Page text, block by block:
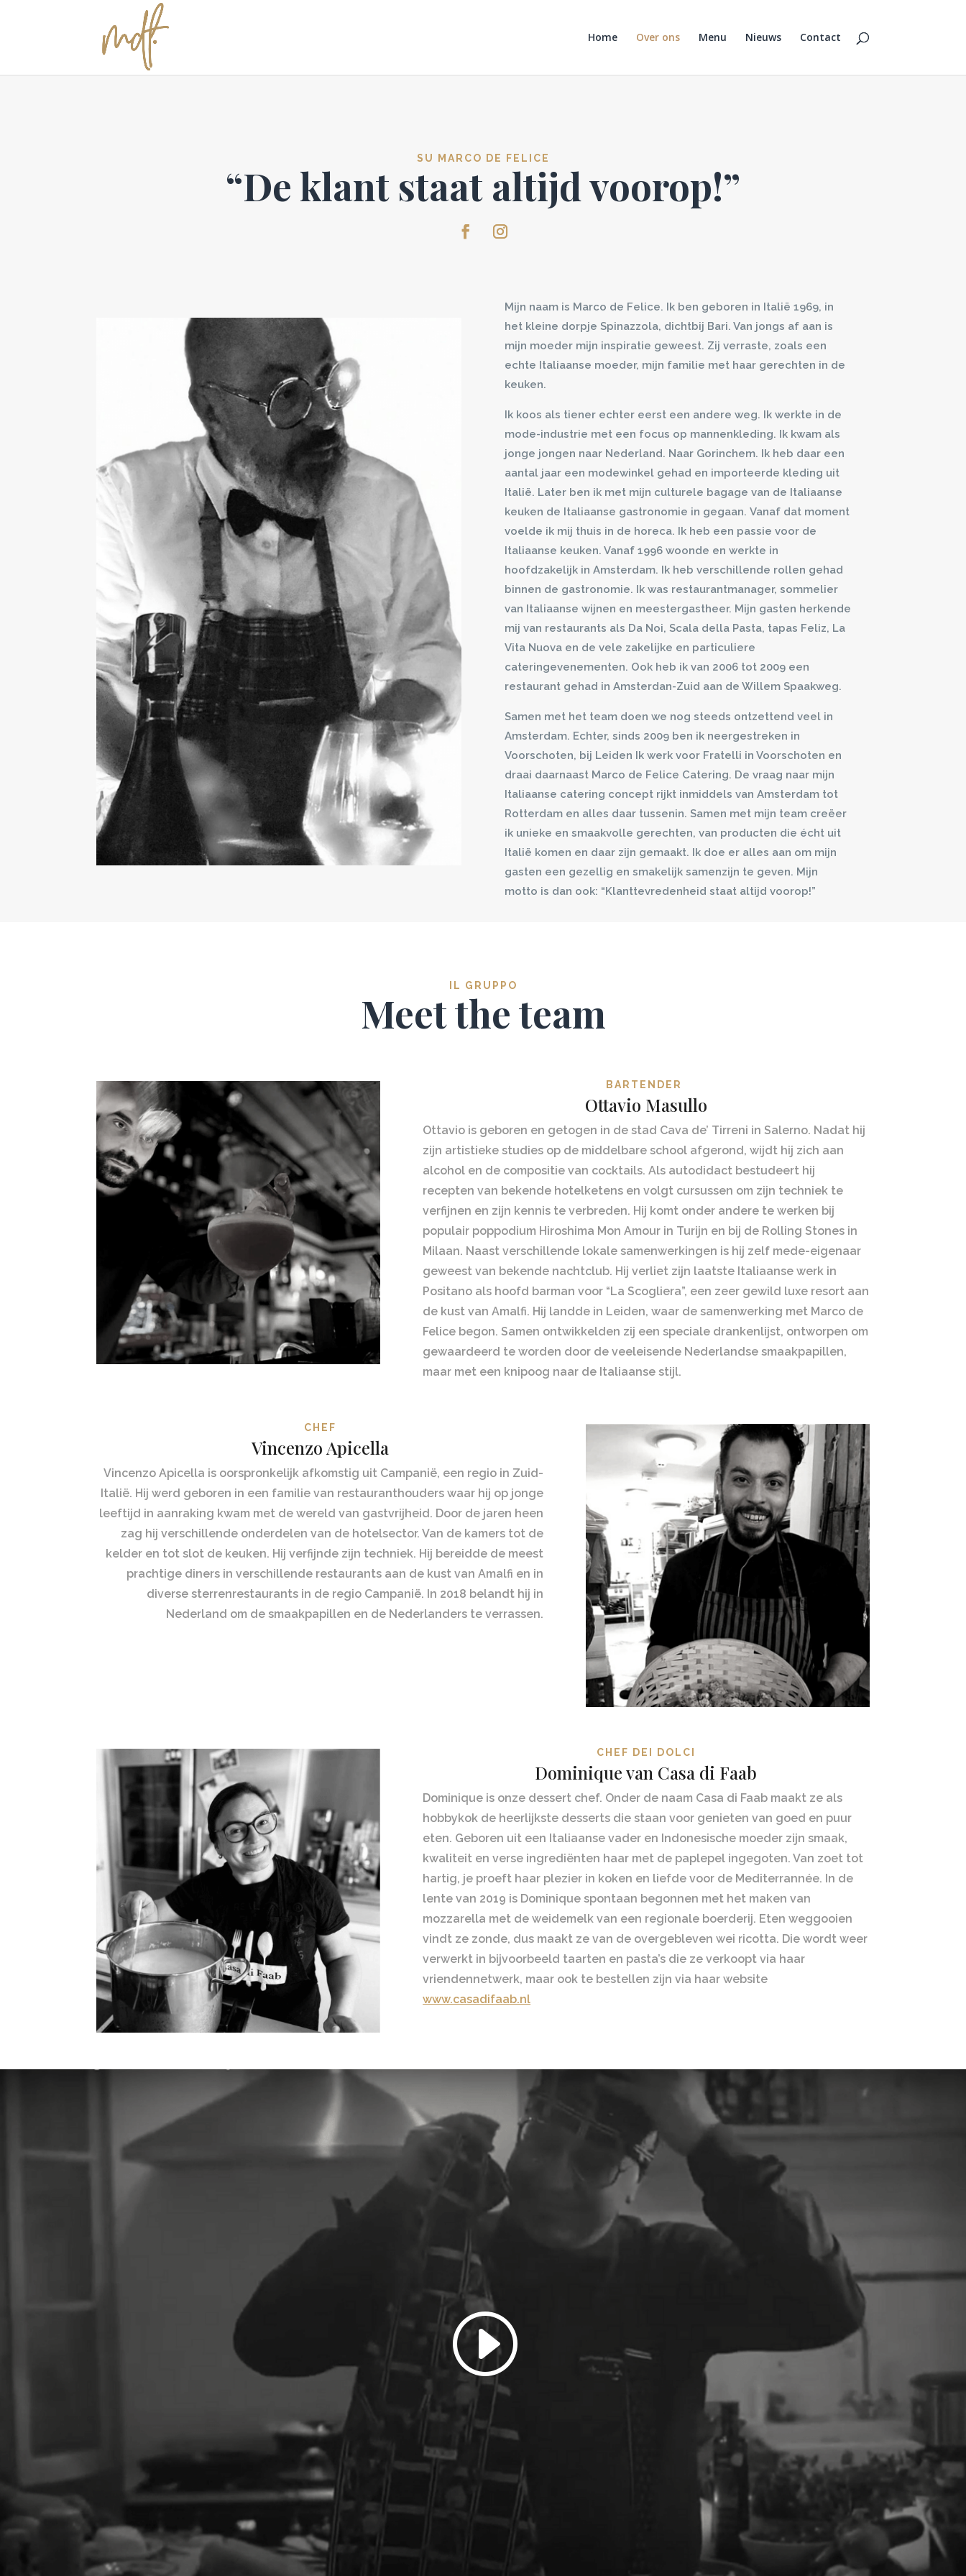
Home Over ons Menu Nieuws Contact
SU MARCO DE FELICE
“De klant staat altijd voorop!”
Mijn naam is Marco de Felice. Ik ben geboren in Italië 1969, in
het kleine dorpje Spinazzola, dichtbij Bari. Van jongs af aan is
mijn moeder mijn inspiratie geweest. Zij verraste, zoals een
echte Italiaanse moeder, mijn familie met haar gerechten in de
keuken.
Ik koos als tiener echter eerst een andere weg. Ik werkte in de
mode-industrie met een focus op mannenkleding. Ik kwam als
jonge jongen naar Nederland. Naar Gorinchem. Ik heb daar een
aantal jaar een modewinkel gehad en importeerde kleding uit
Italië. Later ben ik met mijn culturele bagage van de Italiaanse
keuken de Italiaanse gastronomie in gegaan. Vanaf dat moment
voelde ik mij thuis in de horeca. Ik heb een passie voor de
Italiaanse keuken. Vanaf 1996 woonde en werkte in
hoofdzakelijk in Amsterdam. Ik heb verschillende rollen gehad
binnen de gastronomie. Ik was restaurantmanager, sommelier
van Italiaanse wijnen en meestergastheer. Mijn gasten herkende
mij van restaurants als Da Noi, Scala della Pasta, tapas Feliz, La
Vita Nuova en de vele zakelijke en particuliere
cateringevenementen. Ook heb ik van 2006 tot 2009 een
restaurant gehad in Amsterdan-Zuid aan de Willem Spaakweg.
Samen met het team doen we nog steeds ontzettend veel in
Amsterdam. Echter, sinds 2009 ben ik neergestreken in
Voorschoten, bij Leiden Ik werk voor Fratelli in Voorschoten en
draai daarnaast Marco de Felice Catering. De vraag naar mijn
Italiaanse catering concept rijkt inmiddels van Amsterdam tot
Rotterdam en alles daar tussenin. Samen met mijn team creëer
ik unieke en smaakvolle gerechten, van producten die écht uit
Italië komen en daar zijn gemaakt. Ik doe er alles aan om mijn
gasten een gezellig en smakelijk samenzijn te geven. Mijn
motto is dan ook: “Klanttevredenheid staat altijd voorop!”
IL GRUPPO
Meet the team
BARTENDER
Ottavio Masullo
Ottavio is geboren en getogen in de stad Cava de’ Tirreni in Salerno. Nadat hij
zijn artistieke studies op de middelbare school afgerond, wijdt hij zich aan
alcohol en de compositie van cocktails. Als autodidact bestudeert hij
recepten van bekende hotelketens en volgt cursussen om zijn techniek te
verfijnen en zijn kennis te verbreden. Hij komt onder andere te werken bij
populair poppodium Hiroshima Mon Amour in Turijn en bij de Rolling Stones in
Milaan. Naast verschillende lokale samenwerkingen is hij zelf mede-eigenaar
geweest van bekende nachtclub. Hij verliet zijn laatste Italiaanse werk in
Positano als hoofd barman voor “La Scogliera”, een zeer gewild luxe resort aan
de kust van Amalfi. Hij landde in Leiden, waar de samenwerking met Marco de
Felice begon. Samen ontwikkelden zij een speciale drankenlijst, ontworpen om
gewaardeerd te worden door de veeleisende Nederlandse smaakpapillen,
maar met een knipoog naar de Italiaanse stijl.
CHEF
Vincenzo Apicella
Vincenzo Apicella is oorspronkelijk afkomstig uit Campanië, een regio in Zuid-
Italië. Hij werd geboren in een familie van restauranthouders waar hij op jonge
leeftijd in aanraking kwam met de wereld van gastvrijheid. Door de jaren heen
zag hij verschillende onderdelen van de hotelsector. Van de kamers tot de
kelder en tot slot de keuken. Hij verfijnde zijn techniek. Hij bereidde de meest
prachtige diners in verschillende restaurants aan de kust van Amalfi en in
diverse sterrenrestaurants in de regio Campanië. In 2018 belandt hij in
Nederland om de smaakpapillen en de Nederlanders te verrassen.
CHEF DEI DOLCI
Dominique van Casa di Faab
Dominique is onze dessert chef. Onder de naam Casa di Faab maakt ze als
hobbykok de heerlijkste desserts die staan voor genieten van goed en puur
eten. Geboren uit een Italiaanse vader en Indonesische moeder zijn smaak,
kwaliteit en verse ingrediënten haar met de paplepel ingegoten. Van zoet tot
hartig, je proeft haar plezier in koken en liefde voor de Mediterrannée. In de
lente van 2019 is Dominique spontaan begonnen met het maken van
mozzarella met de weidemelk van een regionale boerderij. Eten weggooien
vindt ze zonde, dus maakt ze van de overgebleven wei ricotta. Die wordt weer
verwerkt in bijvoorbeeld taarten en pasta’s die ze verkoopt via haar
vriendennetwerk, maar ook te bestellen zijn via haar website
www.casadifaab.nl